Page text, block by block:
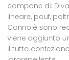
compone di:
lineare, pouf,
Cannolè sono
viene aggiunto
il tutto